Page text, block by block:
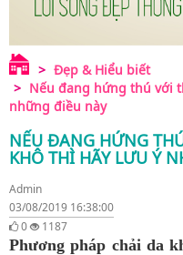
Đẹp & Hiểu biết
Nếu đang hứng thú với
những điều này
NẾU ĐANG HỨNG
KHÔ THÌ HÃY LƯU Ý
Admin
03/08/2019 16:38:00
0
1187
Phương pháp chải da